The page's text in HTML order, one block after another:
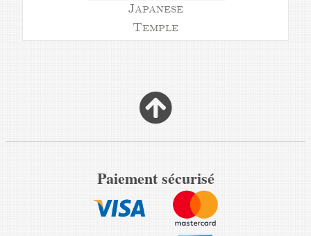
Japanese
Temple
Paiement sécurisé